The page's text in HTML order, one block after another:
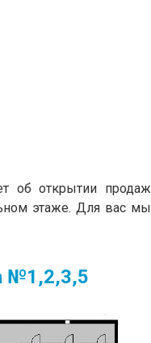
об открытии продаж
этаже. Для вас мы
№1,2,3,5